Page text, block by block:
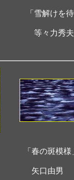
「雪解けを
等々力秀夫
「春の斑模様
矢口由男